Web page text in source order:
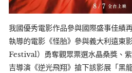
我國優秀電影作品參與國際盛事佳績
執導的電影《怪胎》參與義大利遠
Festival）勇奪觀眾票選水晶桑獎、
吉導演《逆光飛翔》搶下該影展「黑